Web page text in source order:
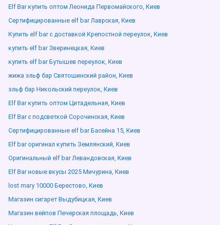
Elf Bar купить оптом Леонида Первомайского, Киев
Сертифицированные elf bar Лаврская, Киев
Купить elf bar с доставкой Крепостной переулок, Киев
купить elf bar Зверинецкая, Киев
купить elf bar Бутышев переулок, Киев
жижа эльф бар Святошинский район, Киев
эльф бар Никольский переулок, Киев
Elf Bar купить оптом Цитадельная, Киев
Elf Bar с подсветкой Сорочинская, Киев
Сертифицированные elf bar Басейна 15, Киев
Elf bar оригинал купить Землянский, Киев
Оригинальный elf bar Левандовская, Киев
Elf Bar новые вкусы 2025 Мичурина, Киев
lost mary 10000 Берестово, Киев
Магазин сигарет Выдубицкая, Киев
Магазин вейпов Печерская площадь, Киев